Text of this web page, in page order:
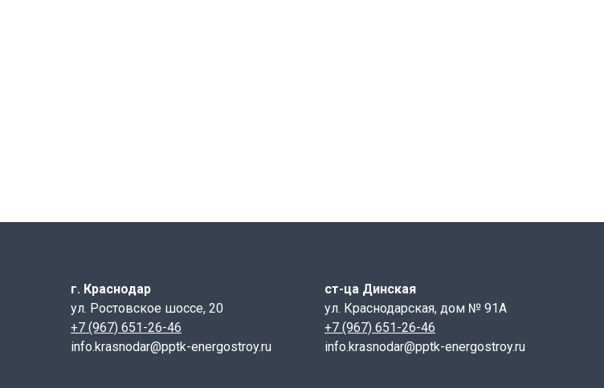
г. Краснодар
ул. Ростовское шоссе, 20
+7 (967) 651-26-46
info.krasnodar@pptk-energostroy.ru
ст-ца Динская
ул. Краснодарская, дом № 91А
+7 (967) 651-26-46
info.krasnodar@pptk-energostroy.ru